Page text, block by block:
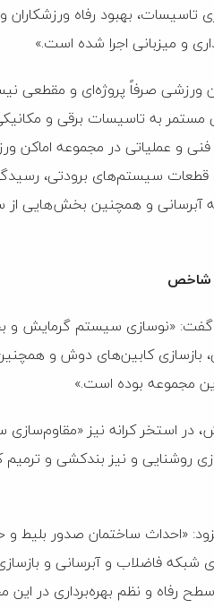
بهبود رفاه ورزشکاران
و میزبانی اجرا شده است.»
ورزشی صرفاً پروژه‌ای و مقطعی
به تاسیسات برقی و
در سال ۱۴۰۴ بیش از ۲۵۰ فرآیند فنی و
سیستم‌های برودتی،
آبرسانی و همچنین بخش‌هایی
شاخص
گفت: «نوسازی سیستم گرمایش و
کابین‌های دوش و
مجموعه بوده است.»
استخر کرانه نیز
روشنایی و نیز بندکشی و
افزود: «احداث ساختمان صدور
شبکه فاضلاب و آبرسانی و
رفاه و نظم بهره‌برداری در این